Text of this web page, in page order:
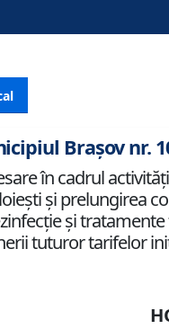
Brașov nr.
în cadrul
şi prelungirea
şi
tuturor tarifelor